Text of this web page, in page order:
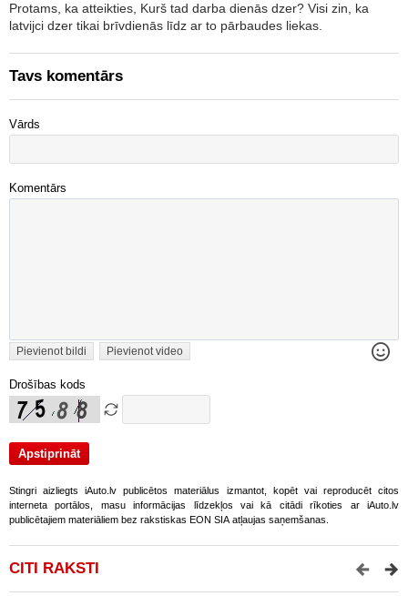
Protams, ka atteikties, Kurš tad darba dienās dzer? Visi zin, ka
latvijci dzer tikai brīvdienās līdz ar to pārbaudes liekas.
Tavs komentārs
Vārds
Komentārs
Pievienot bildi Pievienot video
Drošības kods
Stingri aizliegts iAuto.lv publicētos materiālus izmantot, kopēt vai reproducēt citos
interneta portālos, masu informācijas līdzekļos vai kā citādi rīkoties ar iAuto.lv
publicētajiem materiāliem bez rakstiskas EON SIA atļaujas saņemšanas.
CITI RAKSTI